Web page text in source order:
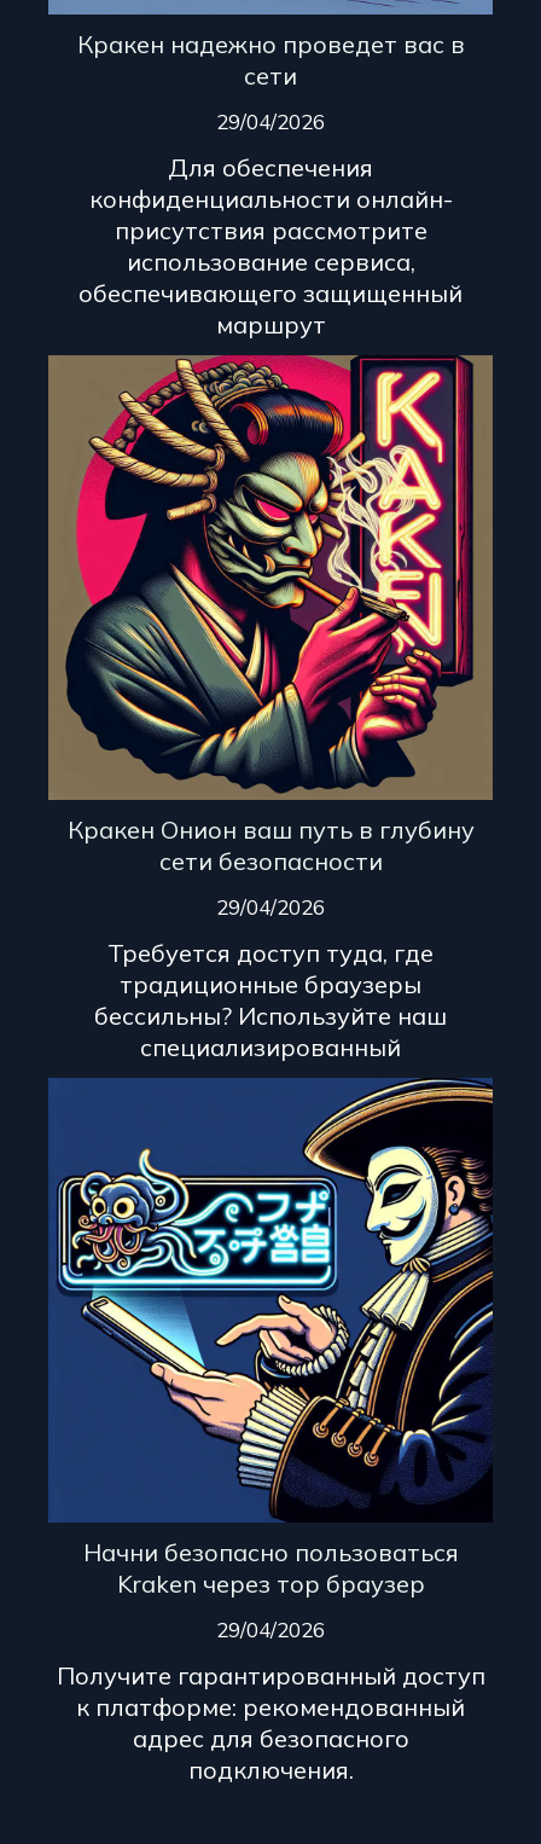
Кракен надежно проведет вас в
сети
29/04/2026
Для обеспечения
конфиденциальности онлайн-
присутствия рассмотрите
использование сервиса,
обеспечивающего защищенный
маршрут
Кракен Онион ваш путь в глубину
сети безопасности
29/04/2026
Требуется доступ туда, где
традиционные браузеры
бессильны? Используйте наш
специализированный
Начни безопасно пользоваться
Kraken через тор браузер
29/04/2026
Получите гарантированный доступ
к платформе: рекомендованный
адрес для безопасного
подключения.